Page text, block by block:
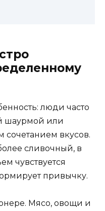
люди часто
шаурмой или
сочетанием вкусов.
сливочный, в
чувствуется
привычку.
Мясо, овощи и